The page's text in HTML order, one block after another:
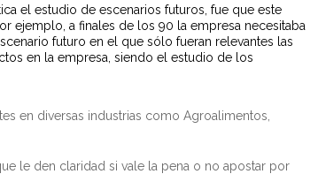
el estudio de escenarios futuros, fue que este
ejemplo, a finales de los 90 la empresa necesitaba
futuro en el que sólo fueran relevantes las
en la empresa, siendo el estudio de los
en diversas industrias como Agroalimentos,
le den claridad si vale la pena o no apostar por